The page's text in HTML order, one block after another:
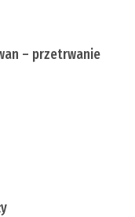
– przetrwanie